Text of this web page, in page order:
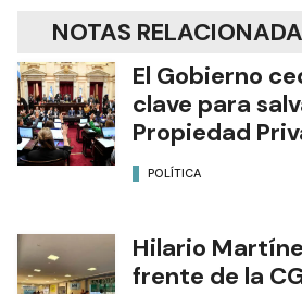
NOTAS
El Gobierno
clave para
Propiedad
POLÍTICA
Hilario
frente de la